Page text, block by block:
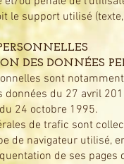
le support utilisé
DES DONNÉES
sont
du 27 avril
24 octobre 1995.
de trafic sont
de navigateur
de ses